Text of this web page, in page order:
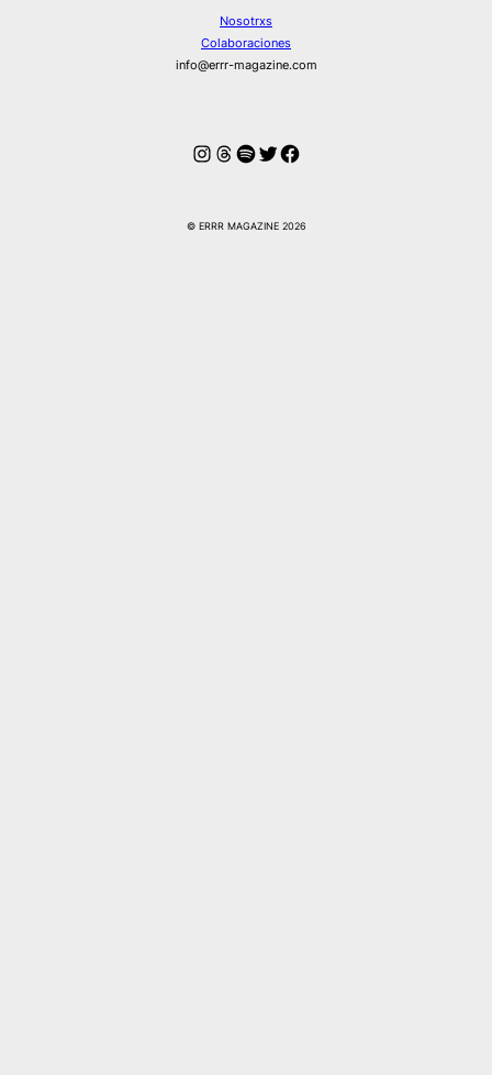
Nosotrxs
Colaboraciones
info@errr-magazine.com
Instagram
Hilos
Spotify
Twitter
Facebook
© ERRR MAGAZINE 2026